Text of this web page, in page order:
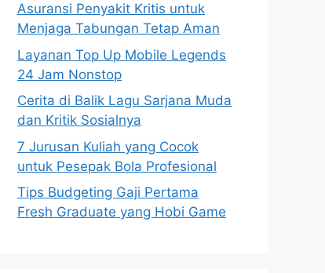
Asuransi Penyakit Kritis untuk
Menjaga Tabungan Tetap Aman
Layanan Top Up Mobile Legends
24 Jam Nonstop
Cerita di Balik Lagu Sarjana Muda
dan Kritik Sosialnya
7 Jurusan Kuliah yang Cocok
untuk Pesepak Bola Profesional
Tips Budgeting Gaji Pertama
Fresh Graduate yang Hobi Game